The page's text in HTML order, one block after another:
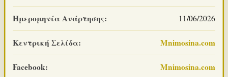
Ημερομηνία Ανάρτησης: 11/06/2026
Κεντρική Σελίδα: Mnimosina.com
Facebook: Mnimosina.com